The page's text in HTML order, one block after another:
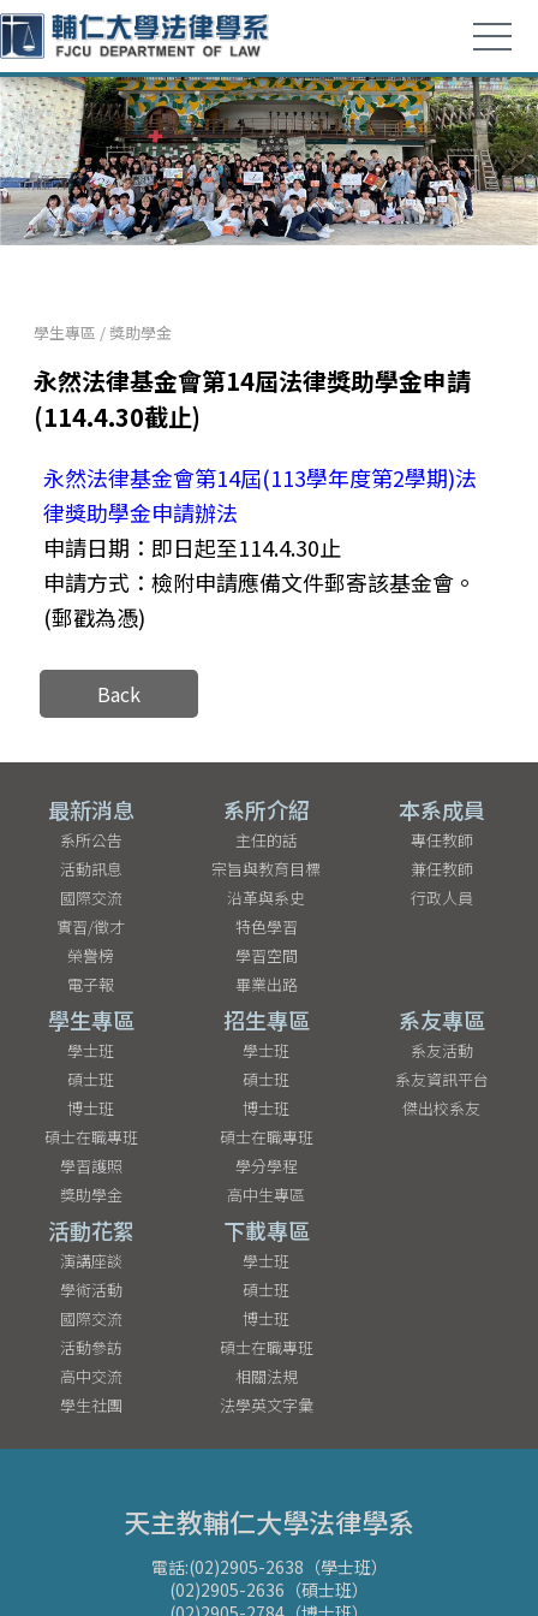
學生專區 /獎助學金
永然法律基金會第14屆法律獎助學金申請
(114.4.30截止)
永然法律基金會第14屆(113學年度第2學期)法
律獎助學金申請辦法
申請日期：即日起至114.4.30止
申請方式：檢附申請應備文件郵寄該基金會。
(郵戳為憑)
Back
最新消息
系所公告
活動訊息
國際交流
實習/徵才
榮譽榜
電子報
系所介紹
主任的話
宗旨與教育目標
沿革與系史
特色學習
學習空間
畢業出路
本系成員
專任教師
兼任教師
行政人員
學生專區
學士班
碩士班
博士班
碩士在職專班
學習護照
獎助學金
招生專區
學士班
碩士班
博士班
碩士在職專班
學分學程
高中生專區
系友專區
系友活動
系友資訊平台
傑出校系友
活動花絮
演講座談
學術活動
國際交流
活動參訪
高中交流
學生社團
下載專區
學士班
碩士班
博士班
碩士在職專班
相關法規
法學英文字彙
天主教輔仁大學法律學系
電話:(02)2905-2638（學士班）
(02)2905-2636（碩士班）